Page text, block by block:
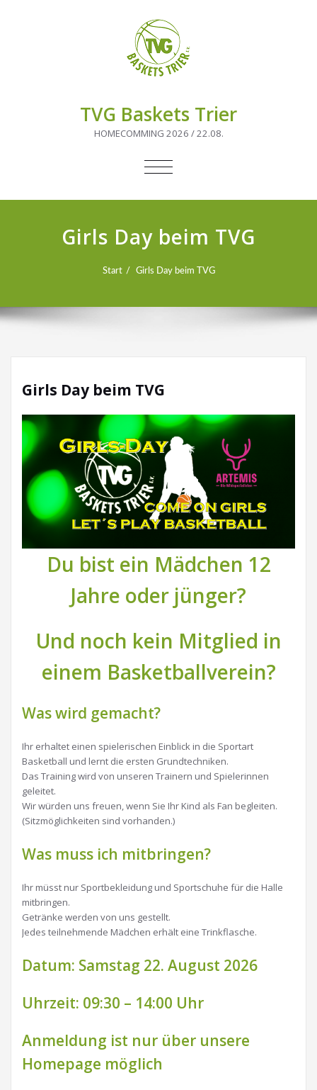
TVG Baskets Trier
HOMECOMMING 2026 / 22.08.
NAVIGATION
Girls Day beim TVG
Start Girls Day beim TVG
Girls Day beim TVG
Du bist ein Mädchen 12
Jahre oder jünger?
Und noch kein Mitglied in
einem Basketballverein?
Was wird gemacht?
Ihr erhaltet einen spielerischen Einblick in die Sportart
Basketball und lernt die ersten Grundtechniken.
Das Training wird von unseren Trainern und Spielerinnen
geleitet.
Wir würden uns freuen, wenn Sie Ihr Kind als Fan begleiten.
(Sitzmöglichkeiten sind vorhanden.)
Was muss ich mitbringen?
Ihr müsst nur Sportbekleidung und Sportschuhe für die Halle
mitbringen.
Getränke werden von uns gestellt.
Jedes teilnehmende Mädchen erhält eine Trinkflasche.
Datum: Samstag 22. August 2026
Uhrzeit: 09:30 – 14:00 Uhr
Anmeldung ist nur über unsere
Homepage möglich